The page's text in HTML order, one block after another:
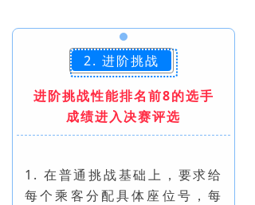
2. 进阶挑战
进阶挑战性能排名前8的选手
成绩进入决赛评选
1. 在普通挑战基础上，要求给
每个乘客分配具体座位号，每